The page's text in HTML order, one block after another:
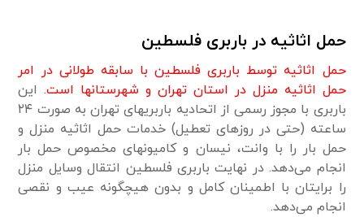
حمل اثاثیه در باربری فلسطین
حمل اثاثیه توسط باربری فلسطین با سابقه طولانی در امر
حمل اثاثیه منزل در استان تهران و شهرستانها است.این
باربری با مجوز رسمی از اتحادیه باربریهای تهران به صورت ۲۴
ساعته (حتی در روزهای تعطیل) خدمات حمل اثاثیه منزل و
حمل بار را با وانت، نیسان و کامیونهای مخصوص حمل بار
انجام می‌دهد. در نهایت باربری فلسطین انتقال وسایل منزل
را برایتان با اطمینان کامل و بدون هیچگونه عیب و نقصی
انجام می‌دهد.